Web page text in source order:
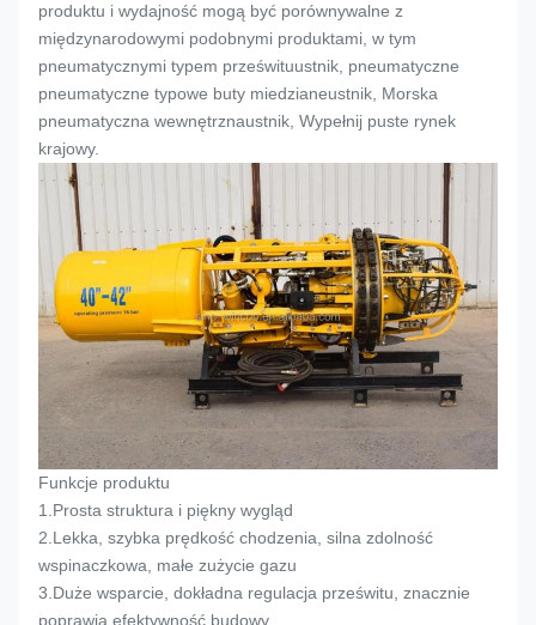
produktu i wydajność mogą być porównywalne z
międzynarodowymi podobnymi produktami, w tym
pneumatycznymi typem prześwituustnik, pneumatyczne
pneumatyczne typowe buty miedzianeustnik, Morska
pneumatyczna wewnętrznaustnik, Wypełnij puste rynek
krajowy.
Funkcje produktu
1. Prosta struktura i piękny wygląd
2. Lekka, szybka prędkość chodzenia, silna zdolność
wspinaczkowa, małe zużycie gazu
3. Duże wsparcie, dokładna regulacja prześwitu, znacznie
poprawia efektywność budowy